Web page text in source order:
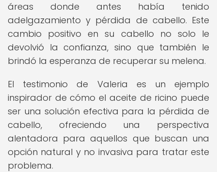
áreas donde antes había tenido
adelgazamiento y pérdida de cabello. Este
cambio positivo en su cabello no solo le
devolvió la confianza, sino que también le
brindó la esperanza de recuperar su melena.
El testimonio de Valeria es un ejemplo
inspirador de cómo el aceite de ricino puede
ser una solución efectiva para la pérdida de
cabello, ofreciendo una perspectiva
alentadora para aquellos que buscan una
opción natural y no invasiva para tratar este
problema.